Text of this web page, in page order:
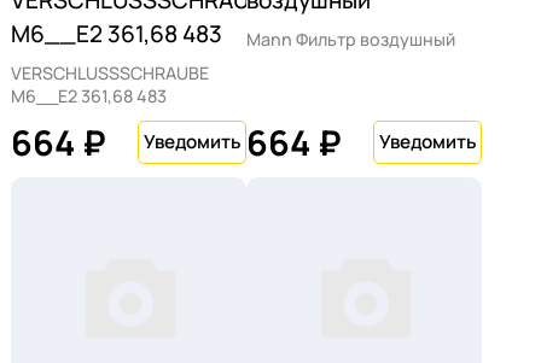
M6__E2 361,68 483
VERSCHLUSSSCHRAUBE
M6__E2 361,68 483
664 ₽
Mann Фильтр воздушный
664 ₽